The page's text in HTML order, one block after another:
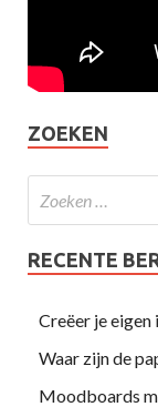
ZOEKEN
RECENTE
Creëer je
Waar zijn de
Moodboards